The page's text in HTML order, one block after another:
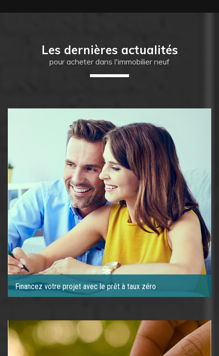
Les dernières actualités
pour acheter dans l'immobilier neuf
Financez votre projet avec le prêt à taux zéro